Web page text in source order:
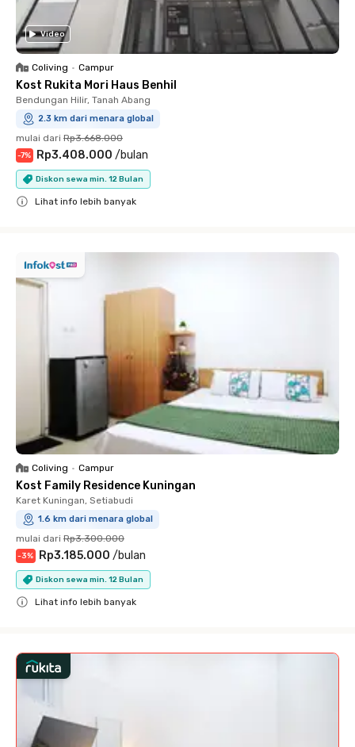
Video
Coliving • Campur
Kost Rukita Mori Haus Benhil
Bendungan Hilir, Tanah Abang
2.3 km dari menara global
mulai dari Rp3.668.000
-7% Rp3.408.000 /bulan
Diskon sewa min. 12 Bulan
Lihat info lebih banyak
Coliving • Campur
Kost Family Residence Kuningan
Karet Kuningan, Setiabudi
1.6 km dari menara global
mulai dari Rp3.300.000
-3% Rp3.185.000 /bulan
Diskon sewa min. 12 Bulan
Lihat info lebih banyak